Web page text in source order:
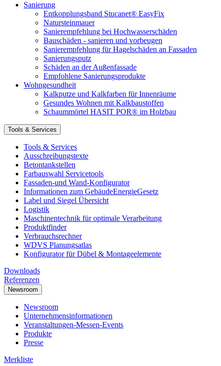
Sanierung
Entkopplungsband Stucanet® EasyFix
Natursteinmauer
Sanierempfehlung bei Hochwasserschäden
Bauschäden - sanieren und vorbeugen
Sanierempfehlung für Hagelschäden an Fassaden
Sanierungsputz
Schäden an der Außenfassade
Empfohlene Sanierungsprodukte
Wohngesundheit
Kalkputze und Kalkfarben für Innenräume
Gesundes Wohnen mit Kalkbaustoffen
Schaummörtel HASIT POR® im Holzbau
Tools & Services
Tools & Services
Ausschreibungstexte
Betontankstellen
Farbauswahl Servicetools
Fassaden-und Wand-Konfigurator
Informationen zum GebäudeEnergieGesetz
Label und Siegel Übersicht
Logistik
Maschinentechnik für optimale Verarbeitung
Produktfinder
Verbrauchsrechner
WDVS Planungsatlas
Konfigurator für Dübel & Montageelemente
Downloads
Referenzen
Newsroom
Newsroom
Unternehmensinformationen
Veranstaltungen-Messen-Events
Produkte
Presse
Merkliste